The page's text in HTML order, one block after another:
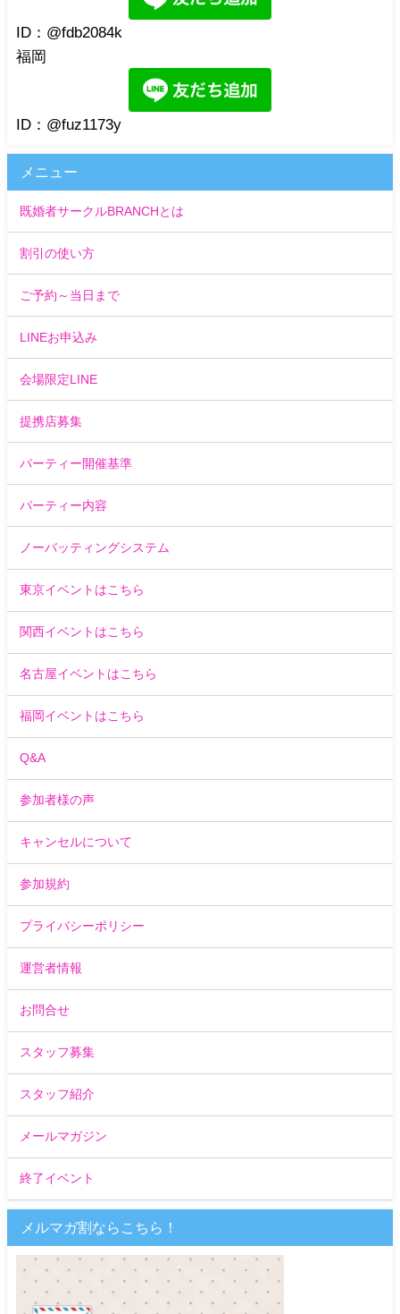
ID：@fdb2084k
福岡
ID：@fuz1173y
メニュー
既婚者サークルBRANCHとは
割引の使い方
ご予約～当日まで
LINEお申込み
会場限定LINE
提携店募集
パーティー開催基準
パーティー内容
ノーバッティングシステム
東京イベントはこちら
関西イベントはこちら
名古屋イベントはこちら
福岡イベントはこちら
Q&A
参加者様の声
キャンセルについて
参加規約
プライバシーポリシー
運営者情報
お問合せ
スタッフ募集
スタッフ紹介
メールマガジン
終了イベント
メルマガ割ならこちら！